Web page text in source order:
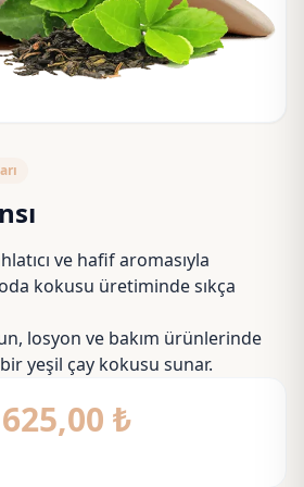
ve hafif aromasıyla
kokusu üretiminde sıkça
losyon ve bakım ürünlerinde
yeşil çay kokusu sunar.
625,00 ₺Fiyat